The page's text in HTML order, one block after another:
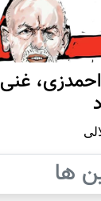
غنی
ها